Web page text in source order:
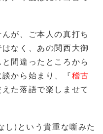
が、ご本人の真打ち
なく、あの関西大御
間違ったところから
から始まり、『稽古
た落語で楽しませて
し)という貴重な噺みた